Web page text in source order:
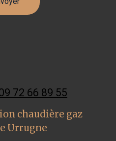
72 66 89 55
chaudière gaz
Urrugne